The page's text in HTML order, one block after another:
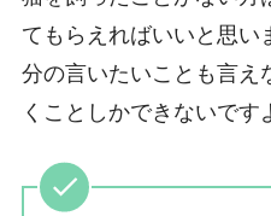
てもらえればいいと思い
分の言いたいことも言え
くことしかできないです